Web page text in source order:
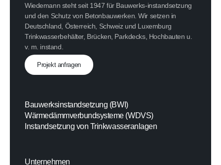
Wiedemann steht seit 1947 für Bauwerks-instandsetzung
und den Schutz von Betonbauwerken. Wir setzen in
Deutschland, Österreich, Schweiz und Luxemburg
Trinkwasserbehälter, Brücken, Parkdecks, Hochbauten u.
v. m. instand.
Projekt anfragen
Bauwerksinstandsetzung (BWI)
Wärmedämmverbundsysteme (WDVS)
Instandsetzung von Trinkwasseranlagen
Unternehmen